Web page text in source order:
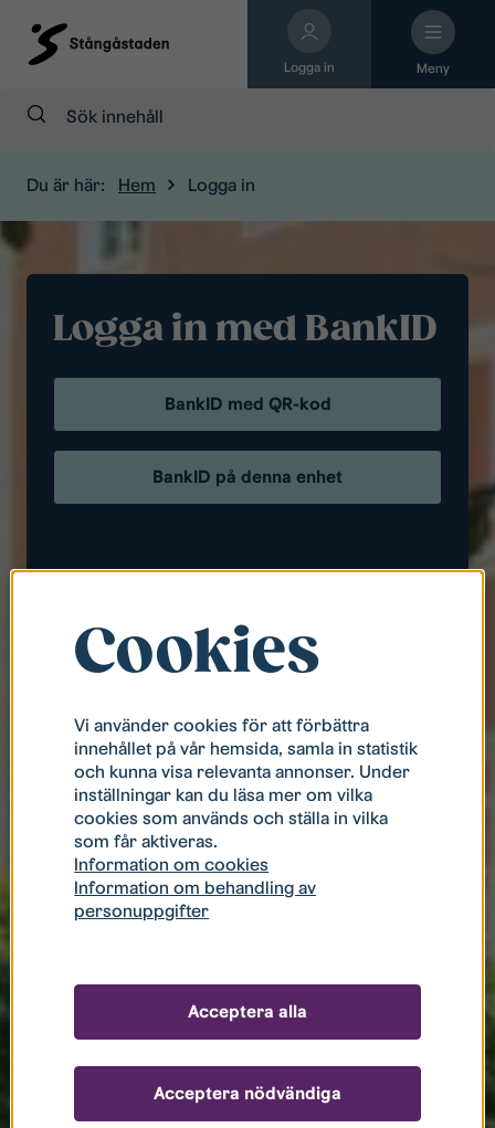
Logga in Meny
Sök:
Du är här: Hem Logga in
Logga in med BankID
BankID med QR-kod
BankID på denna enhet
Logga in med lösenord eller som företag
Har du inte ett konto hos oss? Registrera dig här
Cookies
Vi använder cookies för att förbättra
innehållet på vår hemsida, samla in statistik
och kunna visa relevanta annonser. Under
inställningar kan du läsa mer om vilka
cookies som används och ställa in vilka
som får aktiveras.
Information om cookies
Information om behandling av
personuppgifter
Acceptera nödvändiga
Acceptera alla